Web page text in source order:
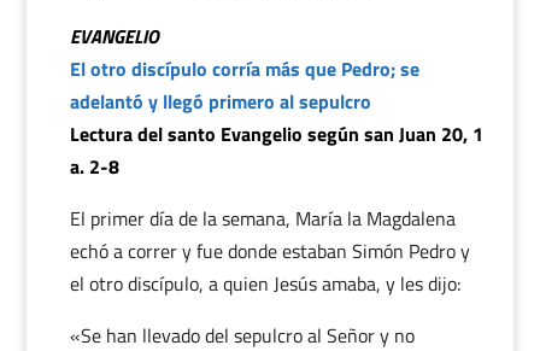
EVANGELIO
El otro discípulo corría más que Pedro; se
adelantó y llegó primero al sepulcro
Lectura del santo Evangelio según san Juan 20, 1
a. 2-8
El primer día de la semana, María la Magdalena
echó a correr y fue donde estaban Simón Pedro y
el otro discípulo, a quien Jesús amaba, y les dijo:
«Se han llevado del sepulcro al Señor y no